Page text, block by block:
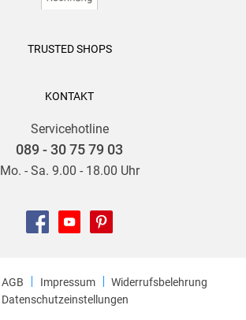
TRUSTED SHOPS
KONTAKT
Servicehotline
089 - 30 75 79 03
Mo. - Sa. 9.00 - 18.00 Uhr
AGB Impressum
Widerrufsbelehrung
Datenschutzeinstellungen